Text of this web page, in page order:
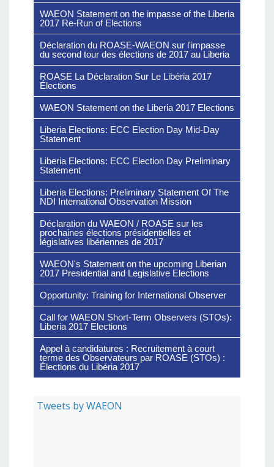
WAEON Statement on the impasse of the Liberia
2017 Re-Run of Elections
Déclaration du ROASE-WAEON sur l'impasse
du second tour des élections de 2017 au Liberia
ROASE La Déclaration Sur Le Libéria 2017
Élections
WAEON Statement on the Liberia 2017 Elections
Liberia Elections: ECC Election Day Mid-Day
Statement
Liberia Elections: ECC Election Day Preliminary
Statement
Liberia Elections: Preliminary Statement Of The
NDI International Observation Mission
Déclaration du WAEON / ROASE sur les
prochaines élections présidentielles et
législatives libériennes de 2017
WAEON's Statement on the upcoming Liberian
2017 Presidential and Legislative Elections
Opportunity: Training for International Observer
Call for WAEON Short-Term Observers (STOs):
Liberia 2017 Elections
Appel à candidatures : Recruitement à court
terme des Observateurs par ROASE (STOs) :
Élections du Libéria 2017
Tweets by WAEON